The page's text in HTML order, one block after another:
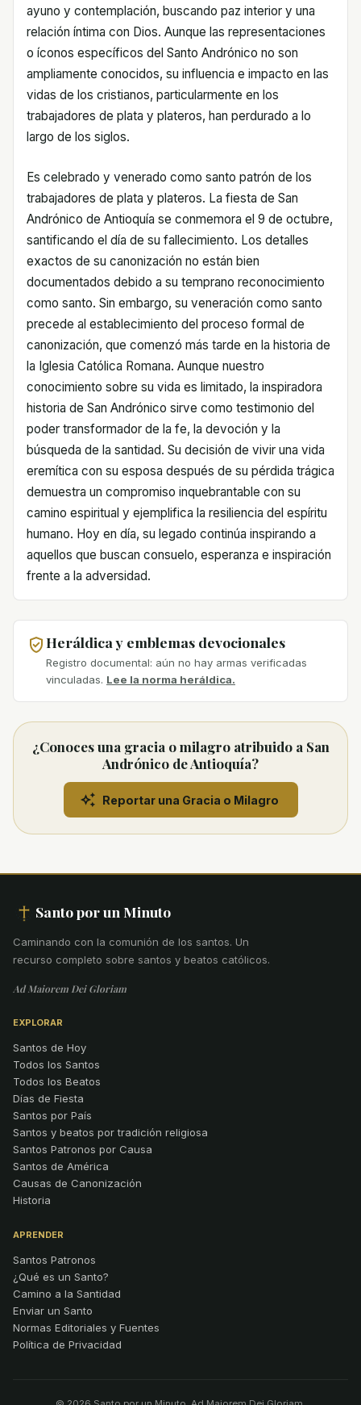
ayuno y contemplación, buscando paz interior y una
relación íntima con Dios. Aunque las representaciones
o íconos específicos del Santo Andrónico no son
ampliamente conocidos, su influencia e impacto en las
vidas de los cristianos, particularmente en los
trabajadores de plata y plateros, han perdurado a lo
largo de los siglos.
Es celebrado y venerado como santo patrón de los
trabajadores de plata y plateros. La fiesta de San
Andrónico de Antioquía se conmemora el 9 de octubre,
santificando el día de su fallecimiento. Los detalles
exactos de su canonización no están bien
documentados debido a su temprano reconocimiento
como santo. Sin embargo, su veneración como santo
precede al establecimiento del proceso formal de
canonización, que comenzó más tarde en la historia de
la Iglesia Católica Romana. Aunque nuestro
conocimiento sobre su vida es limitado, la inspiradora
historia de San Andrónico sirve como testimonio del
poder transformador de la fe, la devoción y la
búsqueda de la santidad. Su decisión de vivir una vida
eremítica con su esposa después de su pérdida trágica
demuestra un compromiso inquebrantable con su
camino espiritual y ejemplifica la resiliencia del espíritu
humano. Hoy en día, su legado continúa inspirando a
aquellos que buscan consuelo, esperanza e inspiración
frente a la adversidad.
Heráldica y emblemas devocionales
Registro documental: aún no hay armas verificadas
vinculadas. Lee la norma heráldica.
¿Conoces una gracia o milagro atribuido a San
Andrónico de Antioquía?
Reportar una Gracia o Milagro
Santo por un Minuto
Caminando con la comunión de los santos. Un
recurso completo sobre santos y beatos católicos.
Ad Maiorem Dei Gloriam
EXPLORAR
Santos de Hoy
Todos los Santos
Todos los Beatos
Días de Fiesta
Santos por País
Santos y beatos por tradición religiosa
Santos Patronos por Causa
Santos de América
Causas de Canonización
Historia
APRENDER
Santos Patronos
¿Qué es un Santo?
Camino a la Santidad
Enviar un Santo
Normas Editoriales y Fuentes
Política de Privacidad